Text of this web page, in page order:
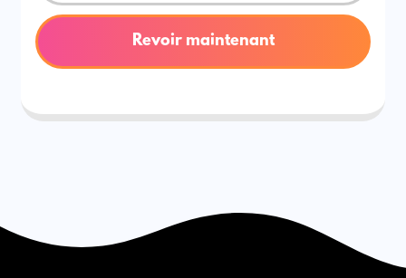
Revoir maintenant